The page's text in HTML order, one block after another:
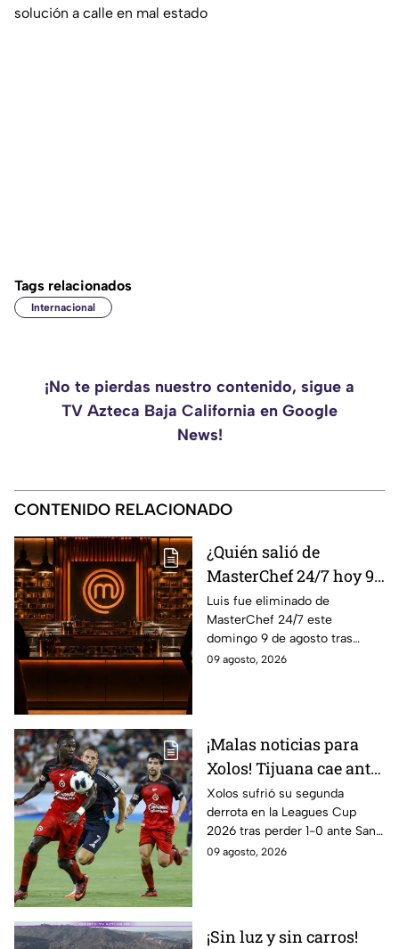
solución a calle en mal estado
Tags relacionados
Internacional
¡No te pierdas nuestro contenido, sigue a
TV Azteca Baja California en Google
News!
CONTENIDO RELACIONADO
¿Quién salió de
MasterChef 24/7 hoy 9
de agosto? Este
participante quedó
eliminado
Luis fue eliminado de
MasterChef 24/7 este
domingo 9 de agosto tras
enfrentarse a Ixdit y Michelle
09 agosto, 2026
¡Malas noticias para
Xolos! Tijuana cae ante
San Diego FC y
complica su camino en
la Leagues Cup 2026
Xolos sufrió su segunda
derrota en la Leagues Cup
2026 tras perder 1-0 ante San
Diego FC. Tijuana todavía tiene
09 agosto, 2026
¡Sin luz y sin carros!